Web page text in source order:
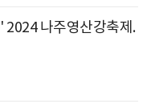
2024 나주영산강축제.